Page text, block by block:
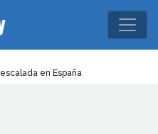
en España